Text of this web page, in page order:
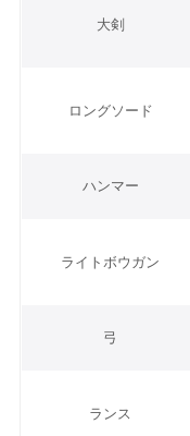
大剣
ロングソード
ハンマー
ライトボウガン
弓
ランス